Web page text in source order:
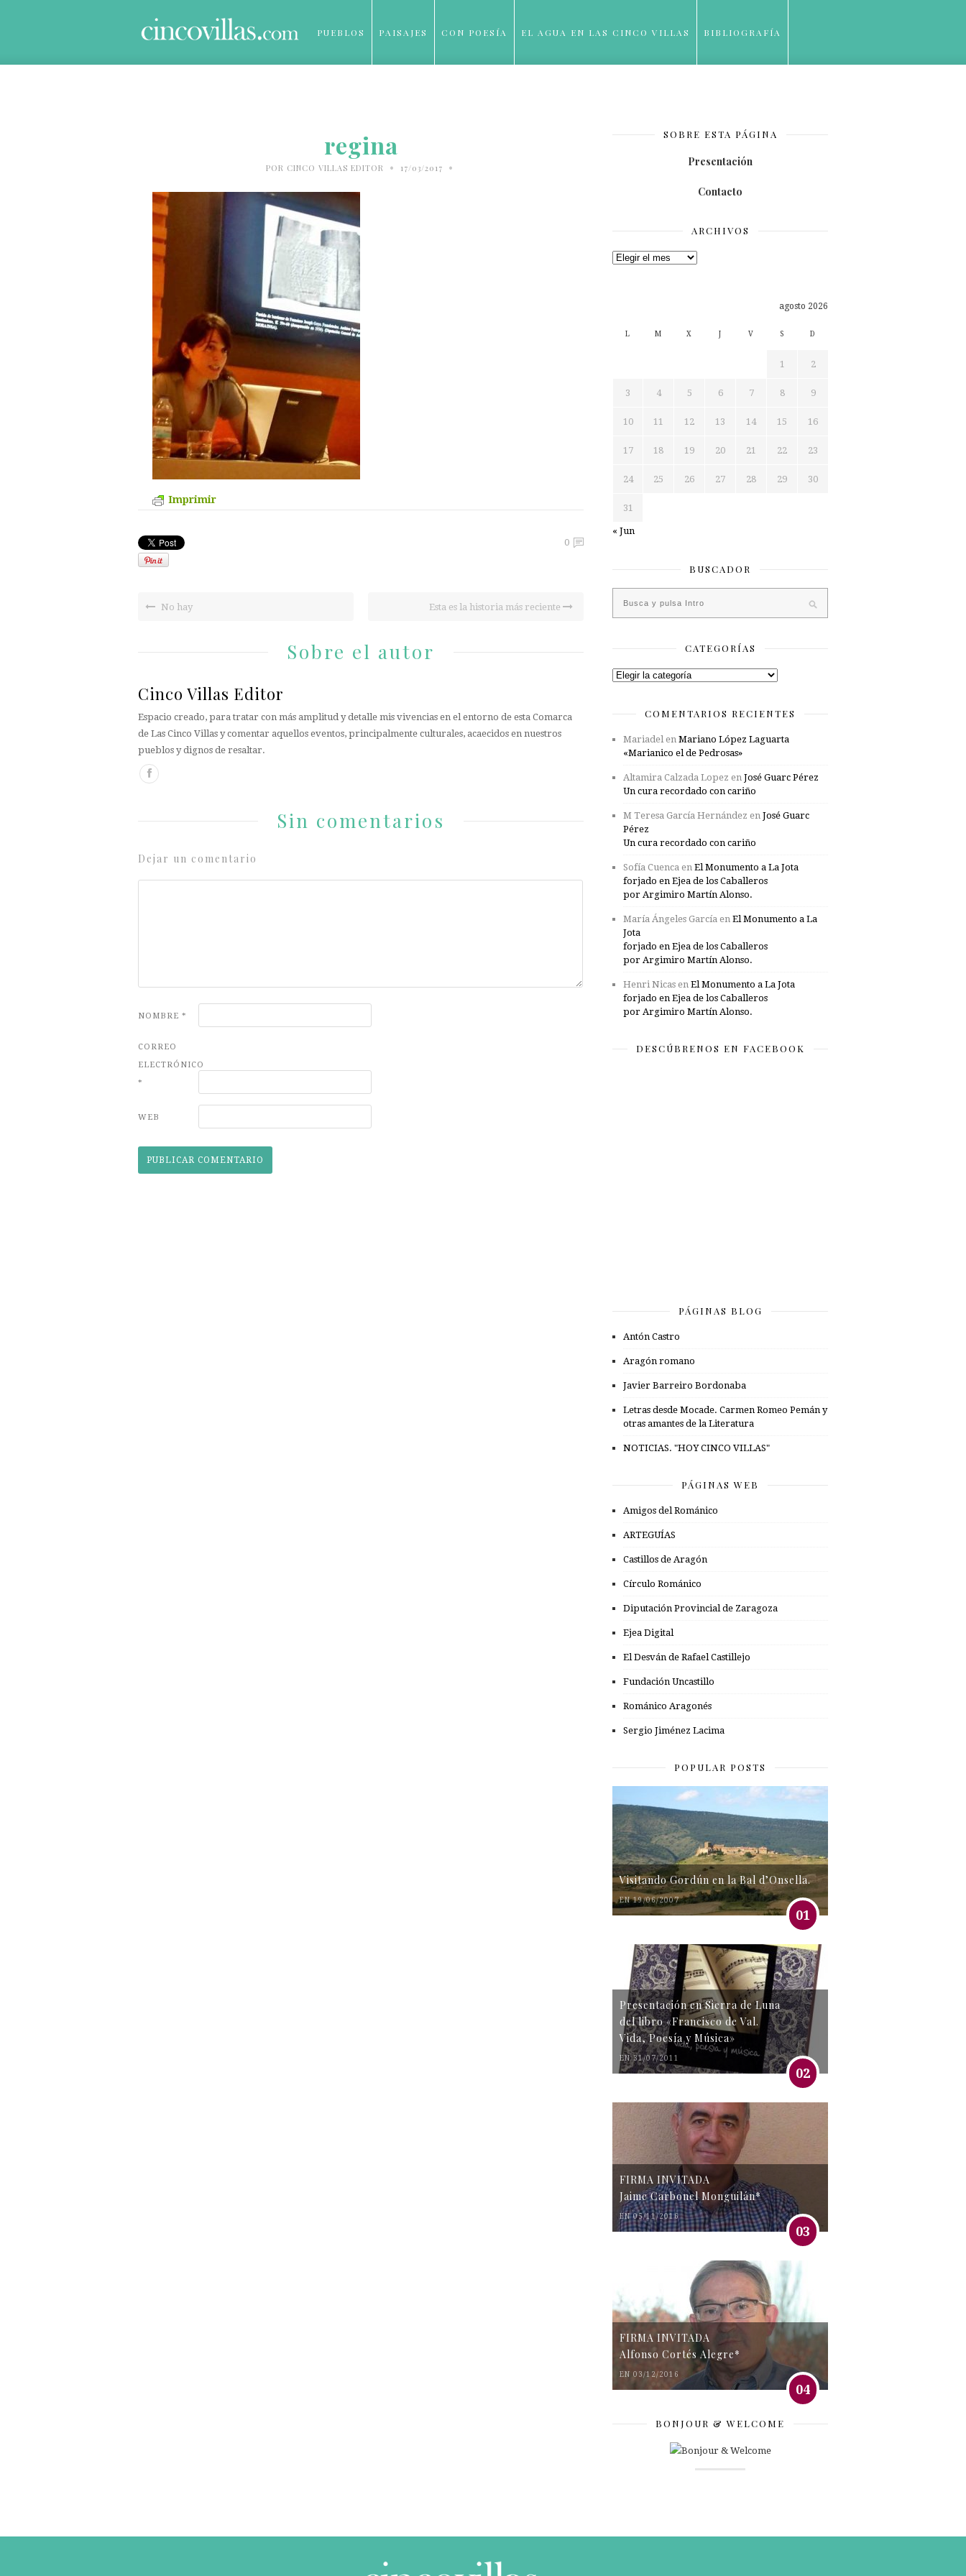
PUEBLOS PAISAJES CON POESÍA EL AGUA EN LAS CINCO VILLAS BIBLIOGRAFÍA
regina
POR CINCO VILLAS EDITOR • 17/03/2017 •
Imprimir
0
No hay Esta es la historia más reciente
Sobre el autor
Cinco Villas Editor
Espacio creado, para tratar con más amplitud y detalle mis vivencias en el entorno de esta Comarca
de Las Cinco Villas y comentar aquellos eventos, principalmente culturales, acaecidos en nuestros
pueblos y dignos de resaltar.
Sin comentarios
Dejar un comentario
NOMBRE *
CORREO
ELECTRÓNICO
*
WEB
SOBRE ESTA PÁGINA
Presentación
Contacto
ARCHIVOS
Archivos
agosto 2026
L M X J V S D
1 2
3 4 5 6 7 8 9
10 11 12 13 14 15 16
17 18 19 20 21 22 23
24 25 26 27 28 29 30
31
« Jun
BUSCADOR
CATEGORÍAS
Categorías
COMENTARIOS RECIENTES
Mariadelen Mariano López Laguarta
«Marianico el de Pedrosas»
Altamira Calzada Lopez en José Guarc Pérez
Un cura recordado con cariño
M Teresa García Hernández en José Guarc
Pérez
Un cura recordado con cariño
Sofía Cuenca en El Monumento a La Jota
forjado en Ejea de los Caballeros
por Argimiro Martín Alonso.
María Ángeles García en El Monumento a La
Jota
forjado en Ejea de los Caballeros
por Argimiro Martín Alonso.
Henri Nicas en El Monumento a La Jota
forjado en Ejea de los Caballeros
por Argimiro Martín Alonso.
DESCÚBRENOS EN FACEBOOK
PÁGINAS BLOG
Antón Castro
Aragón romano
Javier Barreiro Bordonaba
Letras desde Mocade. Carmen Romeo Pemán y
otras amantes de la Literatura
NOTICIAS. "HOY CINCO VILLAS"
PÁGINAS WEB
Amigos del Románico
ARTEGUÍAS
Castillos de Aragón
Círculo Románico
Diputación Provincial de Zaragoza
Ejea Digital
El Desván de Rafael Castillejo
Fundación Uncastillo
Románico Aragonés
Sergio Jiménez Lacima
POPULAR POSTS
Visitando Gordún en la Bal d’Onsella.
EN 19/06/2007
01
Presentación en Sierra de Luna
del libro «Francisco de Val.
Vida, Poesía y Música»
EN 31/07/2011
02
FIRMA INVITADA
Jaime Carbonel Monguilán*
EN 05/11/2016
03
FIRMA INVITADA
Alfonso Cortés Alegre*
EN 03/12/2016
04
BONJOUR & WELCOME